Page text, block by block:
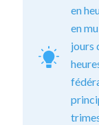
en
en
jours